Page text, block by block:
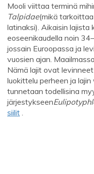
Mooli viittaa terminä
Talpidae(mikä
latinaksi). Aikaisin
eoseenikaudella noin
jossain Euroopassa ja
vuosien ajan.
Nämä lajit ovat
luokittelu perheen ja lajin
tunnetaan todellisina
järjestykseen
siilit